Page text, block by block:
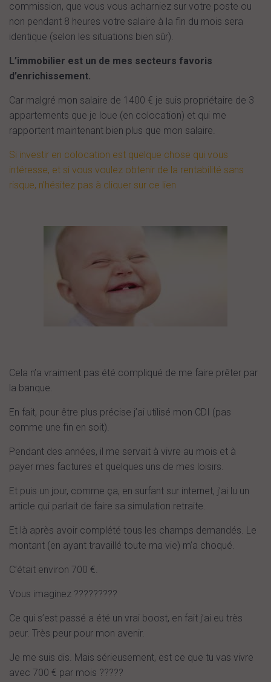
commission, que vous vous acharniez sur votre poste ou
non pendant 8 heures votre salaire à la fin du mois sera
identique (selon les situations bien sûr).
L’immobilier est un de mes secteurs favoris
d’enrichissement.
Car malgré mon salaire de 1400 € je suis propriétaire de 3
appartements que je loue (en colocation) et qui me
rapportent maintenant bien plus que mon salaire.
Si investir en colocation est quelque chose qui vous
intéresse, et si vous voulez obtenir de la rentabilité sans
risque, n’hésitez pas à cliquer sur ce lien
Cela n’a vraiment pas été compliqué de me faire prêter par
la banque.
En fait, pour être plus précise j’ai utilisé mon CDI (pas
comme une fin en soit).
Pendant des années, il me servait à vivre au mois et à
payer mes factures et quelques uns de mes loisirs.
Et puis un jour, comme ça, en surfant sur internet, j’ai lu un
article qui parlait de faire sa simulation retraite.
Et là après avoir complété tous les champs demandés. Le
montant (en ayant travaillé toute ma vie) m’a choqué.
C’était environ 700 €.
Vous imaginez ?????????
Ce qui s’est passé a été un vrai boost, en fait j’ai eu très
peur. Très peur pour mon avenir.
Je me suis dis. Mais sérieusement, est ce que tu vas vivre
avec 700 € par mois ?????